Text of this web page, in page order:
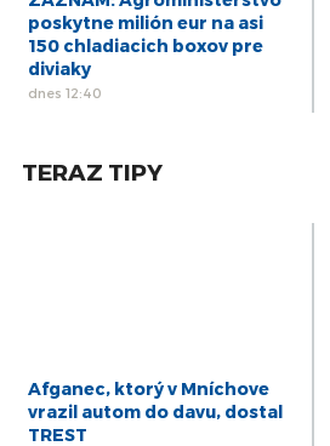
13
mar
DIÁR - štvrtok 13/03/25
poskytne milión eur na asi
150 chladiacich boxov pre
diviaky
dnes 12:40
TERAZ TIPY
Afganec, ktorý v Mníchove
vrazil autom do davu, dostal
TREST